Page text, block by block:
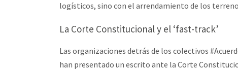
logísticos, sino con el arrendamiento de los
La Corte Constitucional y el ‘fast-track’
Las organizaciones detrás de los colectivos
han presentado un escrito ante la Corte